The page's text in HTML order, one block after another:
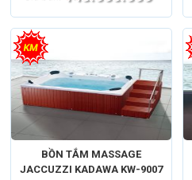
BỒN TẮM MASSAGE
JACCUZZI KADAWA KW-9007